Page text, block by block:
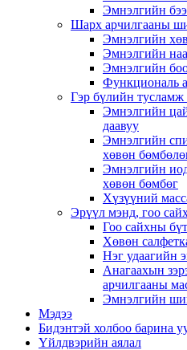
Эмнэлгийн
Шарх арчилгааны
Эмнэлгийн
Эмнэлгийн
Эмнэлгийн
Функциональ
Гэр бүлийн
Эмнэлгийн
даавуу
Эмнэлгийн
хөвөн
Эмнэлгийн
хөвөн бөмбөг
Хүзүүний
Эрүүл мэнд, гоо
Гоо сайхны
Хөвөн
Нэг удаагийн
Анагаахын
арчилгааны
Эмнэлгийн
Мэдээ
Бидэнтэй холбоо барина
Үйлдвэрийн аялал